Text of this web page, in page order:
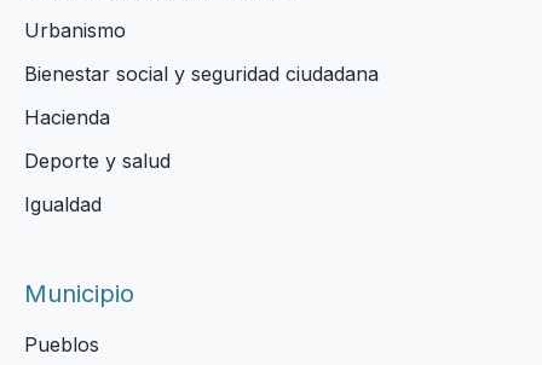
Urbanismo
Bienestar social y seguridad ciudadana
Hacienda
Deporte y salud
Igualdad
Municipio
Pueblos